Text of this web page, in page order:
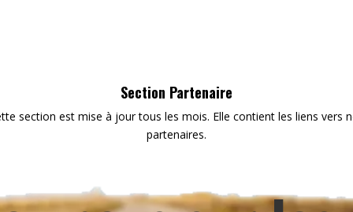
Section Partenaire
section est mise à jour tous les mois. Elle contient les liens vers
partenaires.